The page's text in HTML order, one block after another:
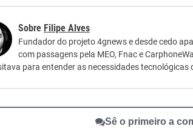
conteúdo não tem a informação que procuro
Filipe Alves
Fundador do projeto 4gnews e desde cedo
com passagens pela MEO, Fnac e
para entender as necessidades tecnológicas
Sê o primeiro a